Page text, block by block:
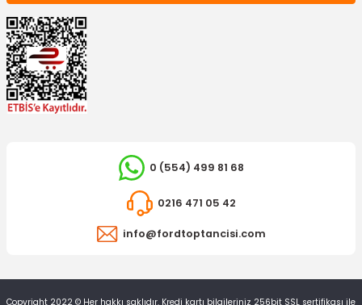
0 (554) 499 81 68
0216 471 05 42
info@fordtoptancisi.com
Copyright 2022 © Her hakkı saklıdır. Kredi kartı bilgileriniz 256bit SSL sertifikası ile